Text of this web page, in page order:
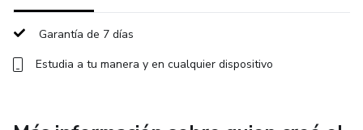
Garantía de 7 días
Estudia a tu manera y en cualquier dispositivo